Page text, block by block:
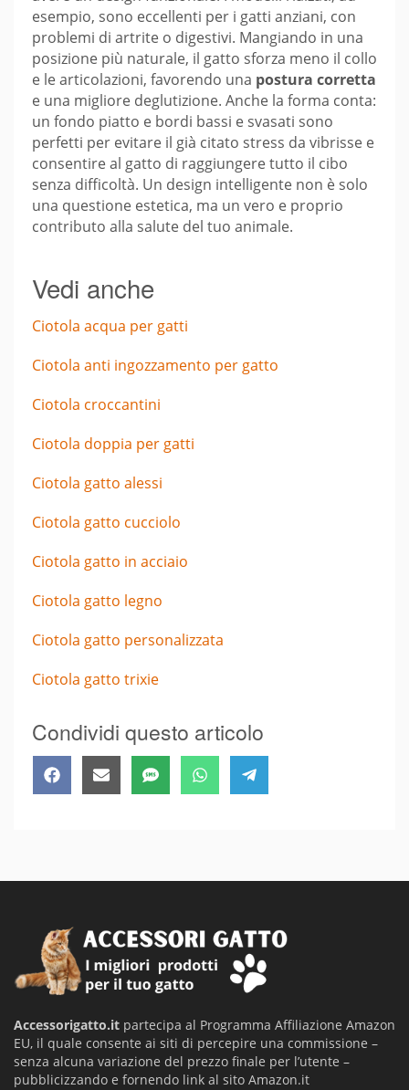
esempio, sono eccellenti per i gatti anziani, con
problemi di artrite o digestivi. Mangiando in una
posizione più naturale, il gatto sforza meno il collo
e le articolazioni, favorendo una postura corretta
e una migliore deglutizione. Anche la forma conta:
un fondo piatto e bordi bassi e svasati sono
perfetti per evitare il già citato stress da vibrisse e
consentire al gatto di raggiungere tutto il cibo
senza difficoltà. Un design intelligente non è solo
una questione estetica, ma un vero e proprio
contributo alla salute del tuo animale.
Vedi anche
Ciotola acqua per gatti
Ciotola anti ingozzamento per gatto
Ciotola croccantini
Ciotola doppia per gatti
Ciotola gatto alessi
Ciotola gatto cucciolo
Ciotola gatto in acciaio
Ciotola gatto legno
Ciotola gatto personalizzata
Ciotola gatto trixie
Condividi questo articolo
Share
on
FacebookShare
on
Email Share
on
SMS Share
on
WhatsAppShare
on
Accessorigatto.it partecipa al Programma Affiliazione Amazon
EU, il quale consente ai siti di percepire una commissione –
senza alcuna variazione del prezzo finale per l’utente –
pubblicizzando e fornendo link al sito Amazon.it